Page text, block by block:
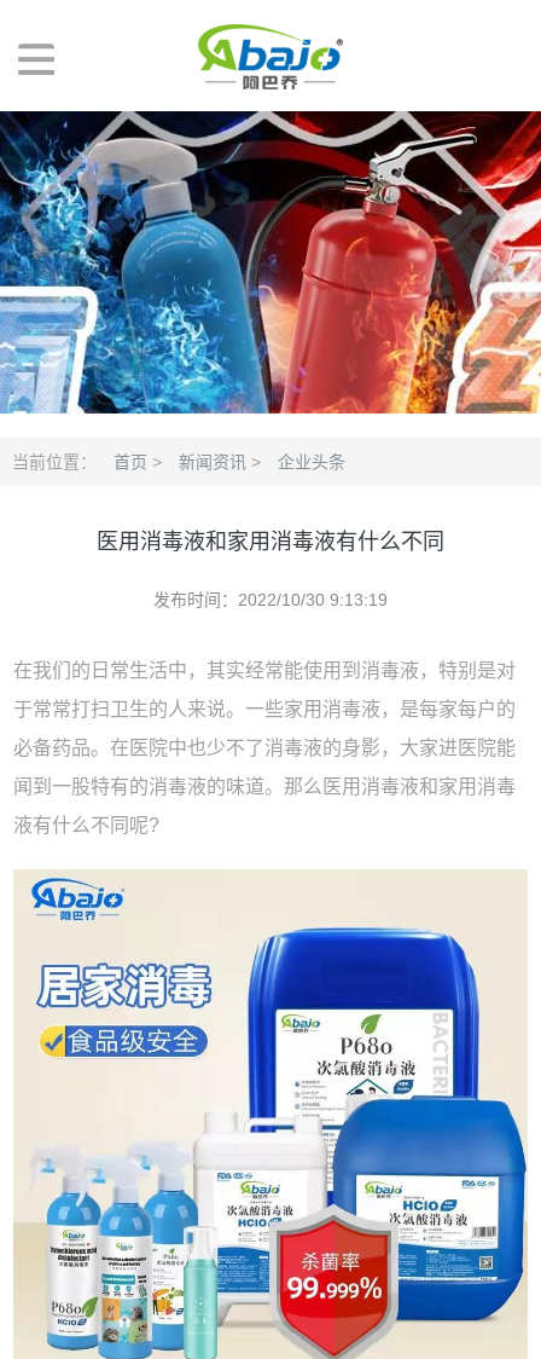
当前位置： 首页 > 新闻资讯 > 企业头条
医用消毒液和家用消毒液有什么不同
发布时间：2022/10/30 9:13:19
在我们的日常生活中，其实经常能使用到消毒液，特别是对
于常常打扫卫生的人来说。一些家用消毒液，是每家每户的
必备药品。在医院中也少不了消毒液的身影，大家进医院能
闻到一股特有的消毒液的味道。那么医用消毒液和家用消毒
液有什么不同呢?